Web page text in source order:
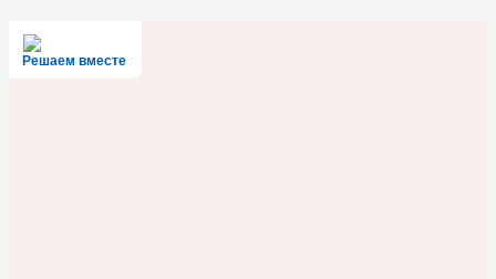
Решаем вместе